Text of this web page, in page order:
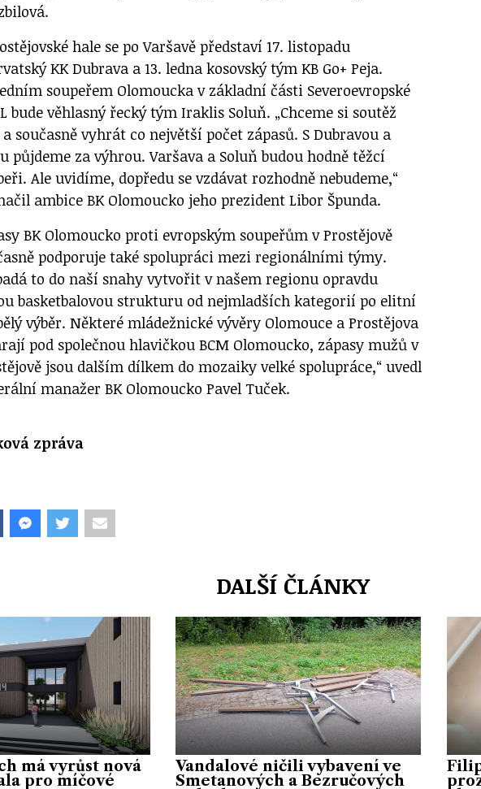
hale se po Varšavě představí 17. listopadu
KK Dubrava a 13. ledna kosovský tým KB Go+ Peja.
soupeřem Olomoucka v základní části Severoevropské
bude věhlasný řecký tým Iraklis Soluň. „Chceme si soutěž
současně vyhrát co největší počet zápasů. S Dubravou a
půjdeme za výhrou. Varšava a Soluň budou hodně těžcí
Ale uvidíme, dopředu se vzdávat rozhodně nebudeme,“
ambice BK Olomoucko jeho prezident Libor Špunda.
BK Olomoucko proti evropským soupeřům v Prostějově
podporuje také spolupráci mezi regionálními týmy.
to do naší snahy vytvořit v našem regionu opravdu
basketbalovou strukturu od nejmladších kategorií po elitní
výběr. Některé mládežnické vývěry Olomouce a Prostějova
pod společnou hlavičkou BCM Olomoucko, zápasy mužů v
jsou dalším dílkem do mozaiky velké spolupráce,“ uvedl
manažer BK Olomoucko Pavel Tuček.
zpráva
DALŠÍ ČLÁNKY
má vyrůst nová
pro míčové
Vandalové ničili vybavení ve
Smetanových a Bezručových